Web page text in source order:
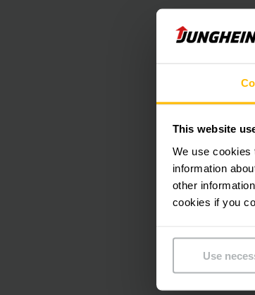
This website
We use cookies
information
other
cookies if you
Use